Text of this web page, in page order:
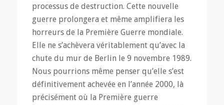
processus de destruction. Cette nouvelle
guerre prolongera et même amplifiera les
horreurs de la Première Guerre mondiale.
Elle ne s’achèvera véritablement qu’avec la
chute du mur de Berlin le 9 novembre 1989.
Nous pourrions même penser qu’elle s’est
définitivement achevée en l’année 2000, là
précisément où la Première guerre